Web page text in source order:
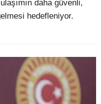
daha güvenli,
hedefleniyor.